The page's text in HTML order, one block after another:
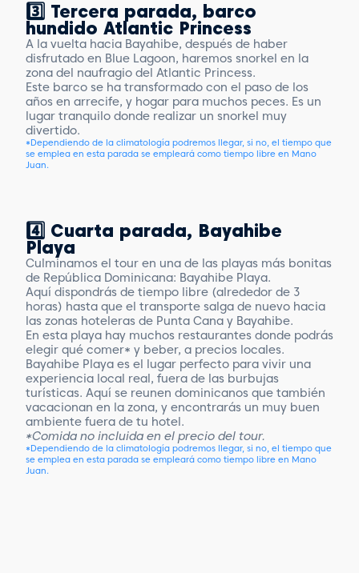
3️⃣ Tercera parada, barco
hundido Atlantic Princess
A la vuelta hacia Bayahibe, después de haber
disfrutado en Blue Lagoon, haremos snorkel en la
zona del naufragio del Atlantic Princess.
Este barco se ha transformado con el paso de los
años en arrecife, y hogar para muchos peces. Es un
lugar tranquilo donde realizar un snorkel muy
divertido.
*Dependiendo de la climatología podremos llegar, si no, el tiempo que
se emplea en esta parada se empleará como tiempo libre en Mano
Juan.
4️⃣ Cuarta parada, Bayahibe
Playa
Culminamos el tour en una de las playas más bonitas
de República Dominicana: Bayahibe Playa.
Aquí dispondrás de tiempo libre (alrededor de 3
horas) hasta que el transporte salga de nuevo hacia
las zonas hoteleras de Punta Cana y Bayahibe.
En esta playa hay muchos restaurantes donde podrás
elegir qué comer* y beber, a precios locales.
Bayahibe Playa es el lugar perfecto para vivir una
experiencia local real, fuera de las burbujas
turísticas. Aquí se reunen dominicanos que también
vacacionan en la zona, y encontrarás un muy buen
ambiente fuera de tu hotel.
*Comida no incluida en el precio del tour.
*Dependiendo de la climatología podremos llegar, si no, el tiempo que
se emplea en esta parada se empleará como tiempo libre en Mano
Juan.